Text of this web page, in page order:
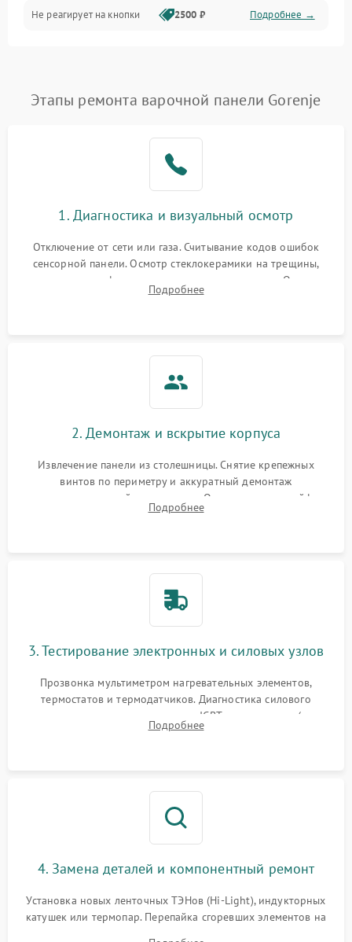
Не реагирует на кнопки 2500 ₽ Подробнее →
Этапы ремонта варочной панели Gorenje
1. Диагностика и визуальный осмотр
Отключение от сети или газа. Считывание кодов ошибок
сенсорной панели. Осмотр стеклокерамики на трещины,
проверка конфорок на равномерность нагрева. Опрос
клиента о симптомах (не включается, не видит посуду,
Подробнее
2. Демонтаж и вскрытие корпуса
Извлечение панели из столешницы. Снятие крепежных
винтов по периметру и аккуратный демонтаж
стеклокерамической поверхности. Отсоединение шлейфов
сенсорного блока для доступа к силовым платам, катушкам
Подробнее
3. Тестирование электронных и силовых узлов
Прозвонка мультиметром нагревательных элементов,
термостатов и термодатчиков. Диагностика силового
модуля, реле, диодных мостов и IGBT-транзисторов (для
индукции). Проверка кранов и газ-контроля (для газовых
Подробнее
4. Замена деталей и компонентный ремонт
Установка новых ленточных ТЭНов (Hi-Light), индукторных
катушек или термопар. Перепайка сгоревших элементов на